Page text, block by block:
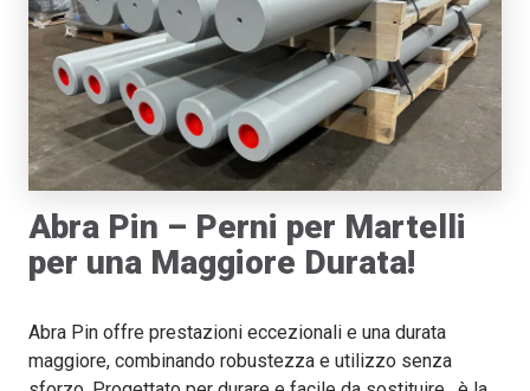
Abra Pin – Perni per Martelli
per una Maggiore Durata!
Abra Pin offre prestazioni eccezionali e una durata
maggiore, combinando robustezza e utilizzo senza